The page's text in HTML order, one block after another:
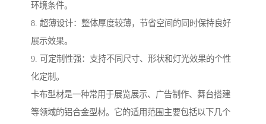
环境条件。
8. 超薄设计：整体厚度较薄，节省空间的同时保持良好
展示效果。
9. 可定制性强：支持不同尺寸、形状和灯光效果的个性
化定制。
卡布型材是一种常用于展览展示、广告制作、舞台搭建
等领域的铝合金型材。它的适用范围主要包括以下几个